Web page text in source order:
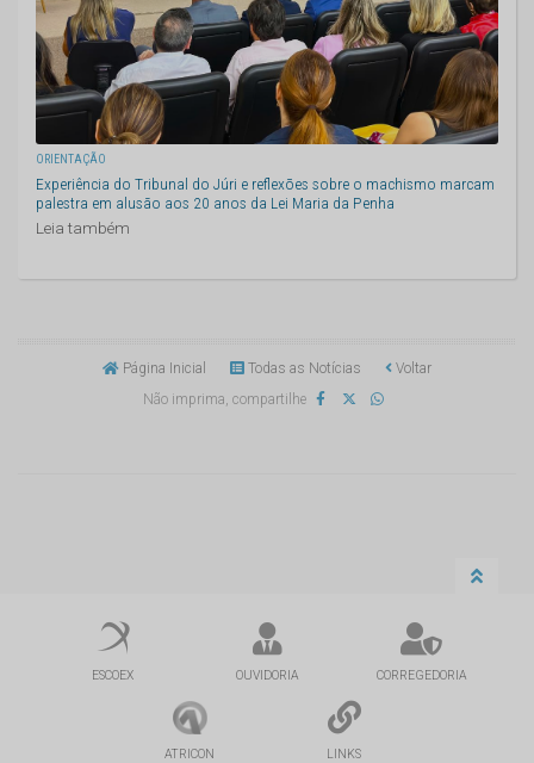
ORIENTAÇÃO
Experiência do Tribunal do Júri e reflexões sobre o machismo marcam
palestra em alusão aos 20 anos da Lei Maria da Penha
Leia também
Página Inicial Todas as Notícias
Voltar
Não imprima, compartilhe
ESCOEX OUVIDORIA CORREGEDORIA
ATRICON LINKS